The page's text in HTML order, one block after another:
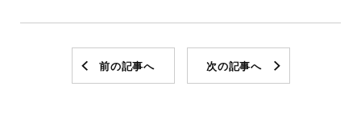
前の記事へ 次の記事へ